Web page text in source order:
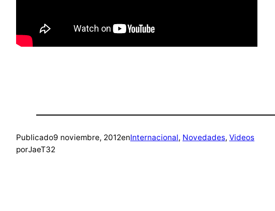
Publicado9 noviembre, 2012enInternacional, Novedades, Videos
porJaeT32